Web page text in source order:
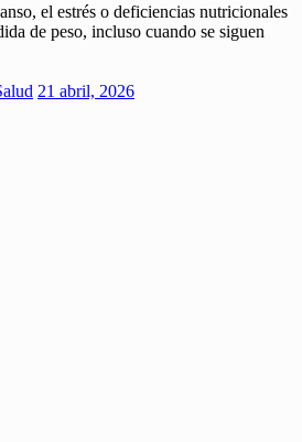
el estrés o deficiencias nutricionales
de peso, incluso cuando se siguen
21 abril, 2026